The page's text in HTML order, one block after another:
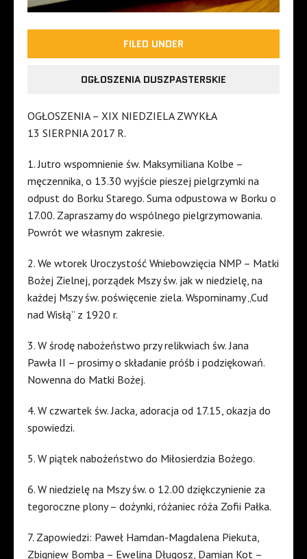
FILED UNDER
OGŁOSZENIA DUSZPASTERSKIE
OGŁOSZENIA – XIX NIEDZIELA ZWYKŁA
13 SIERPNIA 2017 R.
1. Jutro wspomnienie św. Maksymiliana Kolbe –
męczennika, o 13.30 wyjście pieszej pielgrzymki na
odpust do Borku Starego. Suma odpustowa w Borku o
17.00. Zapraszamy do wspólnego pielgrzymowania.
Powrót we własnym zakresie.
2. We wtorek Uroczystość Wniebowzięcia NMP – Matki
Bożej Zielnej, porządek Mszy św. jak w niedzielę, na
każdej Mszy św. poświęcenie ziela. Wspominamy „Cud
nad Wisłą” z 1920 r.
3. W środę nabożeństwo przy relikwiach św. Jana
Pawła II – prosimy o składanie próśb i podziękowań.
Nowenna do Matki Bożej.
4. W czwartek św. Jacka, adoracja od 17.15, okazja do
spowiedzi.
5. W piątek nabożeństwo do Miłosierdzia Bożego.
6. W niedzielę na Mszy św. o 12.00 dziękczynienie za
tegoroczne plony – dożynki, różaniec róża Zofii Pałka.
7. Zapowiedzi: Paweł Hamdan-Magdalena Piekuta,
Zbigniew Bomba – Ewelina Długosz, Damian Kot –